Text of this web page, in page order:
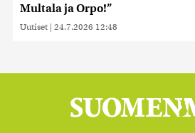
Multala ja Orpo!”
Uutiset | 24.7.2026 12:48